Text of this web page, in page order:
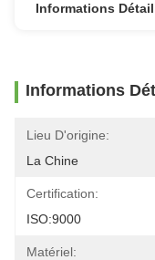
Informations
Informations
Lieu D'origine:
La Chine
Certification:
ISO:9000
Matériel: